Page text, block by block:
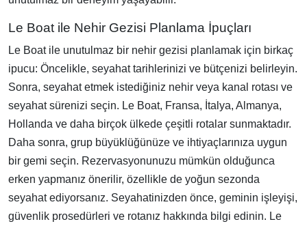
Le Boat ile Nehir Gezisi Planlama İpuçları
Le Boat ile unutulmaz bir nehir gezisi planlamak için birkaç
ipucu: Öncelikle, seyahat tarihlerinizi ve bütçenizi belirleyin.
Sonra, seyahat etmek istediğiniz nehir veya kanal rotası ve
seyahat sürenizi seçin. Le Boat, Fransa, İtalya, Almanya,
Hollanda ve daha birçok ülkede çeşitli rotalar sunmaktadır.
Daha sonra, grup büyüklüğünüze ve ihtiyaçlarınıza uygun
bir gemi seçin. Rezervasyonunuzu mümkün olduğunca
erken yapmanız önerilir, özellikle de yoğun sezonda
seyahat ediyorsanız. Seyahatinizden önce, geminin işleyişi,
güvenlik prosedürleri ve rotanız hakkında bilgi edinin. Le